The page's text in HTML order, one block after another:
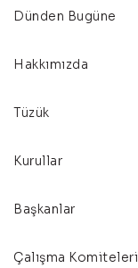
Dünden Bugüne
Hakkımızda
Tüzük
Kurullar
Başkanlar
Çalışma Komiteleri